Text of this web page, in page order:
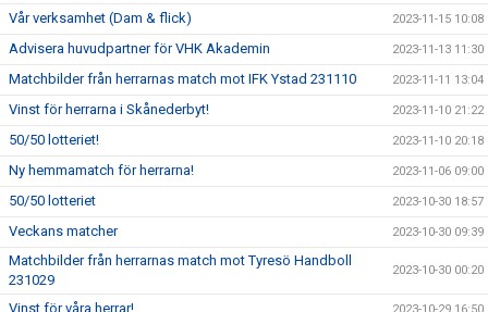
Vår verksamhet (Dam & flick) 2023-11-15 10:08
Advisera huvudpartner för VHK Akademin 2023-11-13 11:30
Matchbilder från herrarnas match mot IFK Ystad 231110 2023-11-11 13:04
Vinst för herrarna i Skånederbyt! 2023-11-10 21:22
50/50 lotteriet! 2023-11-10 20:18
Ny hemmamatch för herrarna! 2023-11-06 09:00
50/50 lotteriet 2023-10-30 18:57
Veckans matcher 2023-10-30 09:39
Matchbilder från herrarnas match mot Tyresö Handboll
231029
2023-10-30 00:20
Vinst för våra herrar!